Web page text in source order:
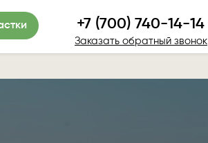
+7 (700) 740-14-14
Заказать обратный звонок